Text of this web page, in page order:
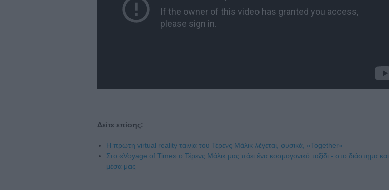
Δείτε επίσης:
H πρώτη virtual reality ταινία του Τέρενς Μάλικ λέγεται, φυσικά, «Together»
Στο «Voyage of Time» ο Τέρενς Μάλικ μας πάει ένα κοσμογονικό ταξίδι - στο διάστημα και
μέσα μας